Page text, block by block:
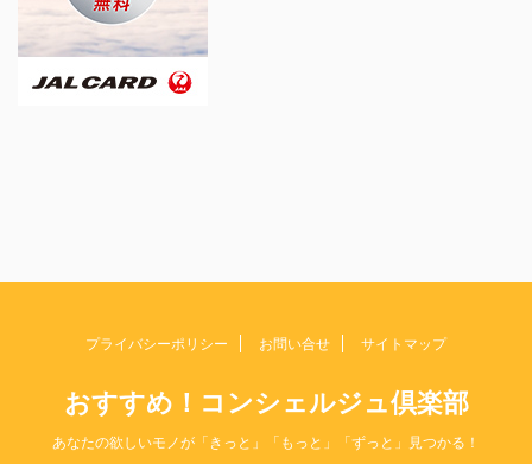
プライバシーポリシー お問い合せ サイトマップ
おすすめ！コンシェルジュ倶楽部
あなたの欲しいモノが「きっと」「もっと」「ずっと」見つかる！
Copyright© おすすめ！コンシェルジュ倶楽部 , 2026
All Rights Reserved.